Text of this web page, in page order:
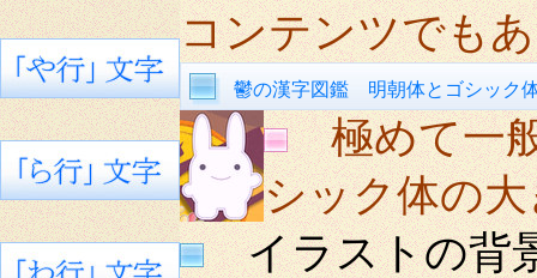
コンテンツでも
鬱の漢字図鑑 明朝体とゴシック
極めて一
シック体の
イラストの背